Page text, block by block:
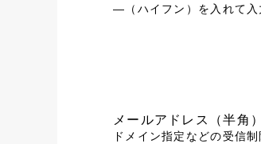
―（ハイフン）を入れて入
メールアドレス（半角
ドメイン指定などの受信